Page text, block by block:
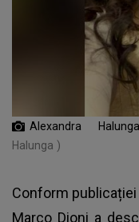
Alexandra Halunga
Halunga )
Conform publicației
Marco Dioni a